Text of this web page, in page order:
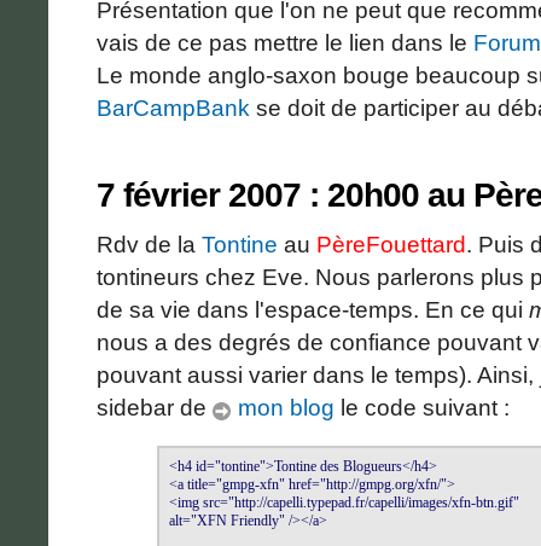
Présentation que l'on ne peut que
vais de ce pas mettre le lien dans le
Le monde anglo-saxon bouge beaucoup
BarCampBank se doit de participer au
7 février 2007 : 20h00 au
Rdv de la Tontine au PèreFouettard. Puis
tontineurs chez Eve. Nous parlerons plus
de sa vie dans l'espace-temps. En ce qui
nous a des degrés de confiance pouvant
pouvant aussi varier dans le temps).
sidebar de
mon blog le code suivant :
<h4 id="tontine">Tontine des Blogueurs</h4>
<a title="gmpg-xfn" href="http://gmpg.org/xfn/">
<img src="http://capelli.typepad.fr/capelli/images/xfn-btn.gif"
alt="XFN Friendly" /></a>